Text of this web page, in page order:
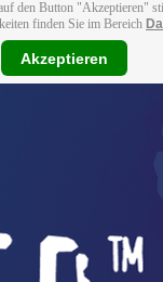
den Button "Akzeptieren"
finden Sie im Bereich
Akzeptieren